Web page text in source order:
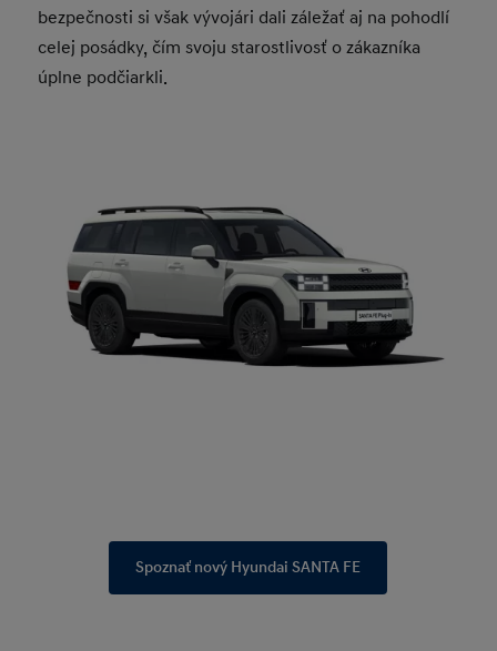
bezpečnosti si však vývojári dali záležať aj na pohodlí
celej posádky, čím svoju starostlivosť o zákazníka
úplne podčiarkli.
Spoznať nový Hyundai SANTA FE